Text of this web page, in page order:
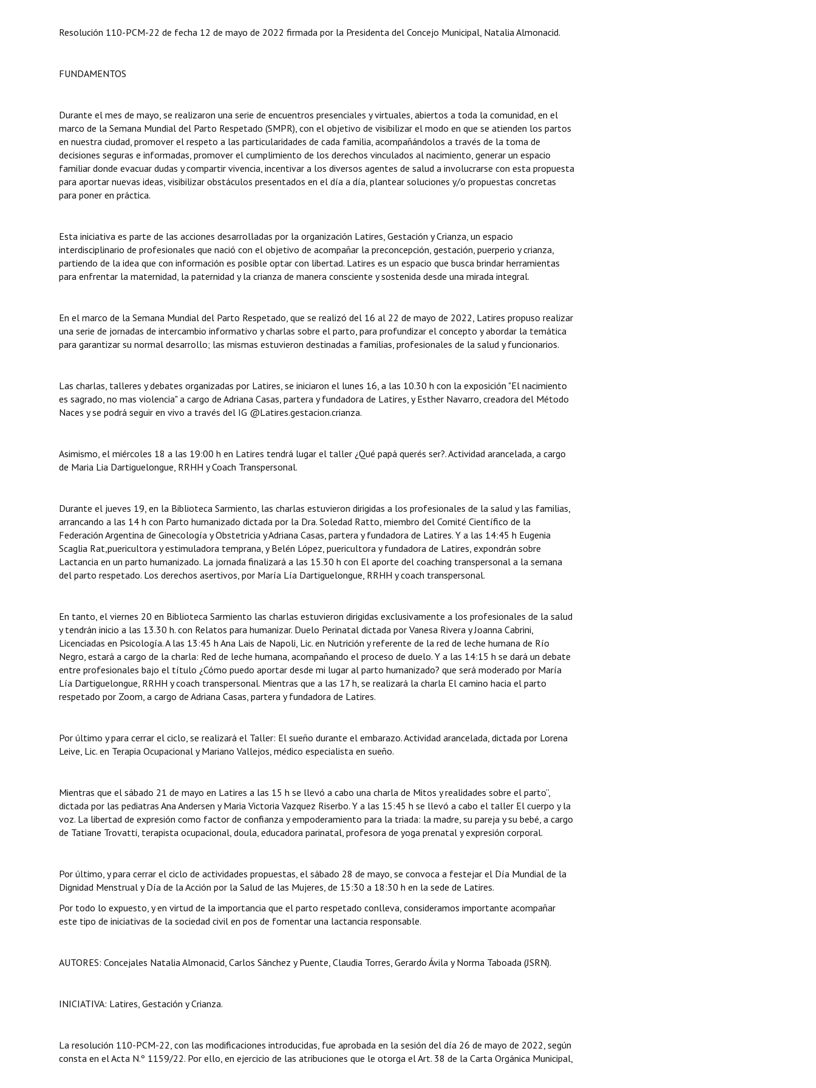
Resolución 110-PCM-22 de fecha 12 de mayo de 2022 firmada por la Presidenta del Concejo Municipal, Natalia Almonacid.
FUNDAMENTOS
Durante el mes de mayo, se realizaron una serie de encuentros presenciales y virtuales, abiertos a toda la comunidad, en el
marco de la Semana Mundial del Parto Respetado (SMPR), con el objetivo de visibilizar el modo en que se atienden los partos
en nuestra ciudad, promover el respeto a las particularidades de cada familia, acompañándolos a través de la toma de
decisiones seguras e informadas, promover el cumplimiento de los derechos vinculados al nacimiento, generar un espacio
familiar donde evacuar dudas y compartir vivencia, incentivar a los diversos agentes de salud a involucrarse con esta propuesta
para aportar nuevas ideas, visibilizar obstáculos presentados en el día a día, plantear soluciones y/o propuestas concretas
para poner en práctica.
Esta iniciativa es parte de las acciones desarrolladas por la organización Latires, Gestación y Crianza, un espacio
interdisciplinario de profesionales que nació con el objetivo de acompañar la preconcepción, gestación, puerperio y crianza,
partiendo de la idea que con información es posible optar con libertad. Latires es un espacio que busca brindar herramientas
para enfrentar la maternidad, la paternidad y la crianza de manera consciente y sostenida desde una mirada integral.
En el marco de la Semana Mundial del Parto Respetado, que se realizó del 16 al 22 de mayo de 2022, Latires propuso realizar
una serie de jornadas de intercambio informativo y charlas sobre el parto, para profundizar el concepto y abordar la temática
para garantizar su normal desarrollo; las mismas estuvieron destinadas a familias, profesionales de la salud y funcionarios.
Las charlas, talleres y debates organizadas por Latires, se iniciaron el lunes 16, a las 10.30 h con la exposición "El nacimiento
es sagrado, no mas violencia" a cargo de Adriana Casas, partera y fundadora de Latires, y Esther Navarro, creadora del Método
Naces y se podrá seguir en vivo a través del IG @Latires.gestacion.crianza.
Asimismo, el miércoles 18 a las 19:00 h en Latires tendrá lugar el taller ¿Qué papá querés ser?. Actividad arancelada, a cargo
de Maria Lia Dartiguelongue, RRHH y Coach Transpersonal.
Durante el jueves 19, en la Biblioteca Sarmiento, las charlas estuvieron dirigidas a los profesionales de la salud y las familias,
arrancando a las 14 h con Parto humanizado dictada por la Dra. Soledad Ratto, miembro del Comité Científico de la
Federación Argentina de Ginecología y Obstetricia y Adriana Casas, partera y fundadora de Latires. Y a las 14:45 h Eugenia
Scaglia Rat,puericultora y estimuladora temprana, y Belén López, puericultora y fundadora de Latires, expondrán sobre
Lactancia en un parto humanizado. La jornada finalizará a las 15.30 h con El aporte del coaching transpersonal a la semana
del parto respetado. Los derechos asertivos, por María Lía Dartiguelongue, RRHH y coach transpersonal.
En tanto, el viernes 20 en Biblioteca Sarmiento las charlas estuvieron dirigidas exclusivamente a los profesionales de la salud
y tendrán inicio a las 13.30 h. con Relatos para humanizar. Duelo Perinatal dictada por Vanesa Rivera y Joanna Cabrini,
Licenciadas en Psicología. A las 13:45 h Ana Lais de Napoli, Lic. en Nutrición y referente de la red de leche humana de Río
Negro, estará a cargo de la charla: Red de leche humana, acompañando el proceso de duelo. Y a las 14:15 h se dará un debate
entre profesionales bajo el título ¿Cómo puedo aportar desde mi lugar al parto humanizado? que será moderado por María
Lía Dartiguelongue, RRHH y coach transpersonal. Mientras que a las 17 h, se realizará la charla El camino hacia el parto
respetado por Zoom, a cargo de Adriana Casas, partera y fundadora de Latires.
Por último y para cerrar el ciclo, se realizará el Taller: El sueño durante el embarazo. Actividad arancelada, dictada por Lorena
Leive, Lic. en Terapia Ocupacional y Mariano Vallejos, médico especialista en sueño.
Mientras que el sábado 21 de mayo en Latires a las 15 h se llevó a cabo una charla de Mitos y realidades sobre el parto”,
dictada por las pediatras Ana Andersen y Maria Victoria Vazquez Riserbo. Y a las 15:45 h se llevó a cabo el taller El cuerpo y la
voz. La libertad de expresión como factor de confianza y empoderamiento para la triada: la madre, su pareja y su bebé, a cargo
de Tatiane Trovatti, terapista ocupacional, doula, educadora parinatal, profesora de yoga prenatal y expresión corporal.
Por último, y para cerrar el ciclo de actividades propuestas, el sábado 28 de mayo, se convoca a festejar el Día Mundial de la
Dignidad Menstrual y Día de la Acción por la Salud de las Mujeres, de 15:30 a 18:30 h en la sede de Latires.
Por todo lo expuesto, y en virtud de la importancia que el parto respetado conlleva, consideramos importante acompañar
este tipo de iniciativas de la sociedad civil en pos de fomentar una lactancia responsable.
AUTORES: Concejales Natalia Almonacid, Carlos Sánchez y Puente, Claudia Torres, Gerardo Ávila y Norma Taboada (JSRN).
INICIATIVA: Latires, Gestación y Crianza.
La resolución 110-PCM-22, con las modificaciones introducidas, fue aprobada en la sesión del día 26 de mayo de 2022, según
consta en el Acta N.º 1159/22. Por ello, en ejercicio de las atribuciones que le otorga el Art. 38 de la Carta Orgánica Municipal,